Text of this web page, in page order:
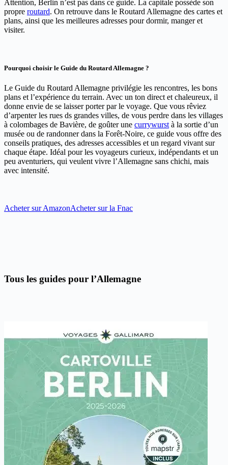
Attention, Berlin n’est pas dans ce guide. La capitale possède son
propre routard. On retrouve dans le Routard Allemagne des cartes et
plans, ainsi que les meilleures adresses pour dormir, manger et
visiter.
Pourquoi choisir le Guide du Routard Allemagne ?
Le Guide du Routard Allemagne privilégie les rencontres, les bons
plans et l’expérience du terrain. Avec un ton direct et chaleureux, il
donne envie de se laisser porter par le voyage. Que vous rêviez
d’arpenter les rues ds grandes villes, de vous perdre dans les villages
à colombages de Bavière, de goûter une currywurst à la sortie d’un
musée ou de randonner dans la Forêt-Noire, ce guide vous offre des
conseils pratiques, des adresses accessibles et un regard vivant sur
chaque étape. Idéal pour les voyageurs curieux, indépendants et un
peu aventuriers, qui veulent vivre l’Allemagne sans chichi, mais
avec intensité.
Acheter sur AmazonAcheter sur la Fnac
Tous les guides pour l’Allemagne